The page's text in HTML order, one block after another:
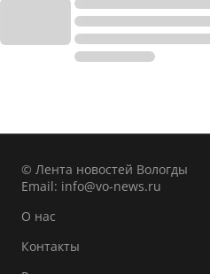
© Лента новостей Вологды
Email: info@vo-news.ru
О нас
Контакты